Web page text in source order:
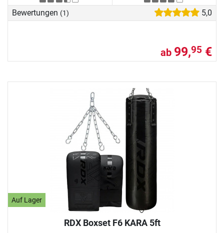
Bewertungen (1) 5,0
ab 99,95 €
Auf Lager
RDX Boxset F6 KARA 5ft